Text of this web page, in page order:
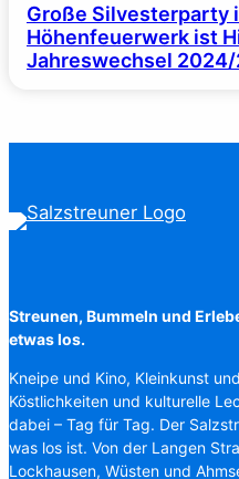
Große Silvesterparty
Höhenfeuerwerk ist
Jahreswechsel
Streunen, Bummeln und
etwas los.
Kneipe und Kino, Kleinkunst
Köstlichkeiten und kulturelle
dabei – Tag für Tag. Der
was los ist. Von der Langen
Lockhausen, Wüsten und